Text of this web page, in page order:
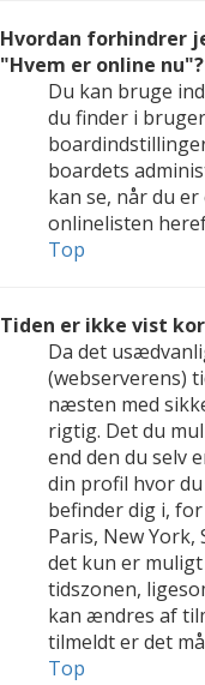
Hvordan forhindrer
"Hvem er online nu"?
Du kan bruge
du finder i
boardets
kan se, når du
onlinelisten
Top
Tiden er ikke vist
Da det
(webserverens)
næsten med
rigtig. Det du
end den du selv
din profil hvor
befinder dig i,
Paris, New
det kun er
tidszonen,
kan ændres af
tilmeldt er det
Top